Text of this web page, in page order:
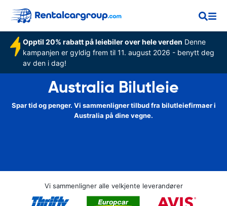
Opptil 20% rabatt på leiebiler over hele verden Denne
kampanjen er gyldig frem til 11. august 2026 - benytt deg
av den i dag!
Australia Bilutleie
Spar tid og penger. Vi sammenligner tilbud fra bilutleiefirmaer i
Australia på dine vegne.
Vi sammenligner alle velkjente leverandører